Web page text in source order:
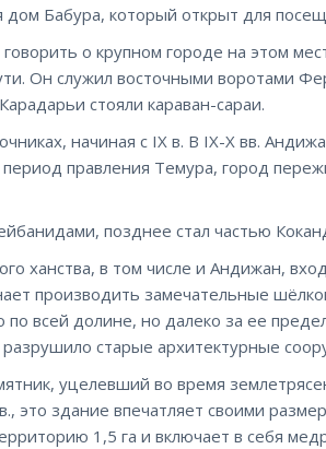
Бабура, который открыт для
о крупном городе на этом
Он служил восточными воротами
стояли караван-сараи.
начиная с IX в. В IX-X вв.
период правления Темура, город
позднее стал частью
ханства, в том числе и Андижан,
производить замечательные
по всей долине, но далеко за ее
старые архитектурные
уцелевший во время
это здание впечатляет своими
1,5 га и включает в себя